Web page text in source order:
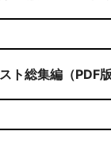
ト総集編（PDF